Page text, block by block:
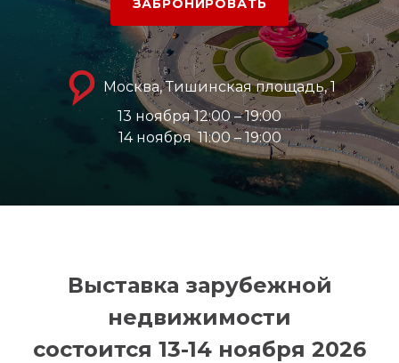
ЗАБРОНИРОВАТЬ
Москва, Тишинская площадь, 1
13 ноября 12:00 – 19:00
14 ноября 11:00 – 19:00
Выставка зарубежной
недвижимости
состоится 13-14 ноября 2026